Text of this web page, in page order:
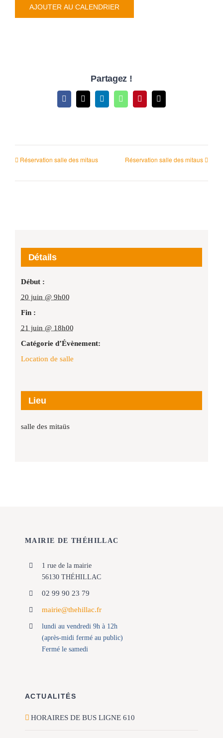
AJOUTER AU CALENDRIER
Partagez !
Facebook
X LinkedInWhatsAppPinterestEmail
Réservation salle des mitaus Réservation salle des mitaus
Détails
Début :
20 juin @ 9h00
Fin :
21 juin @ 18h00
Catégorie d’Évènement:
Location de salle
Lieu
salle des mitaüs
MAIRIE DE THÉHILLAC
1 rue de la mairie
56130 THÉHILLAC
02 99 90 23 79
mairie@thehillac.fr
lundi au vendredi 9h à 12h
(après-midi fermé au public)
Fermé le samedi
ACTUALITÉS
HORAIRES DE BUS LIGNE 610